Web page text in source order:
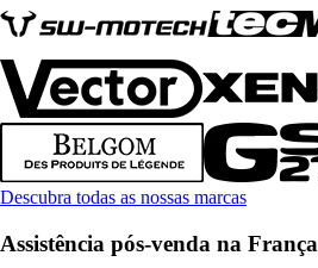
Descubra todas as nossas marcas
Assistência pós-venda na França